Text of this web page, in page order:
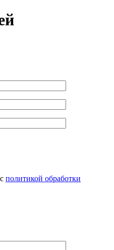
политикой обработки